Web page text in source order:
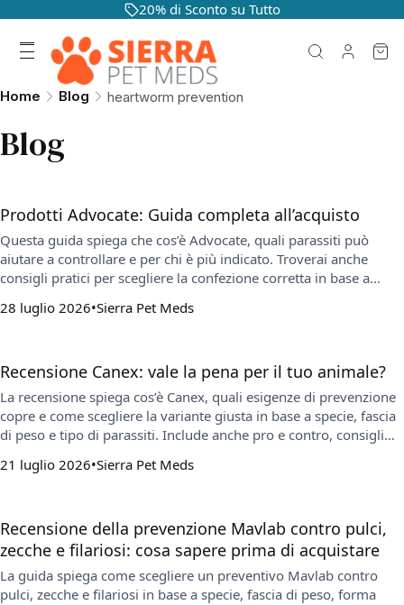
20% di Sconto su Tutto
Home Blog heartworm prevention
Blog
Prodotti Advocate: Guida completa all’acquisto
Questa guida spiega che cos’è Advocate, quali parassiti può
aiutare a controllare e per chi è più indicato. Troverai anche
consigli pratici per scegliere la confezione corretta in base a
domande frequenti.
28 luglio 2026 Sierra Pet Meds
Recensione Canex: vale la pena per il tuo animale?
La recensione spiega cos’è Canex, quali esigenze di prevenzione
copre e come scegliere la variante giusta in base a specie, fascia
di peso e tipo di parassiti. Include anche pro e contro, consigli
quando si acquista online.
21 luglio 2026 Sierra Pet Meds
Recensione della prevenzione Mavlab contro pulci,
zecche e filariosi: cosa sapere prima di acquistare
La guida spiega come scegliere un preventivo Mavlab contro
pulci, zecche e filariosi in base a specie, fascia di peso, forma